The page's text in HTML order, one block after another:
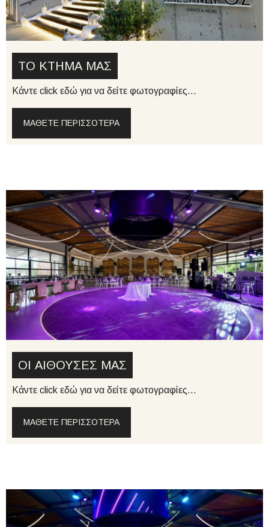
ΤΟ ΚΤΗΜΑ ΜΑΣ
Κάντε click εδώ για να δείτε φωτογραφίες...
ΜΆΘΕΤΕ ΠΕΡΙΣΣΌΤΕΡΑ
OI ΑΙΘΟΥΣΕΣ ΜΑΣ
Κάντε click εδώ για να δείτε φωτογραφίες...
ΜΆΘΕΤΕ ΠΕΡΙΣΣΌΤΕΡΑ